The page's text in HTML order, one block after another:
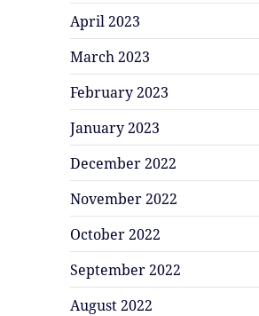
April 2023
March 2023
February 2023
January 2023
December 2022
November 2022
October 2022
September 2022
August 2022